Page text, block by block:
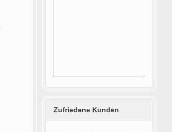
Zufriedene Kunden